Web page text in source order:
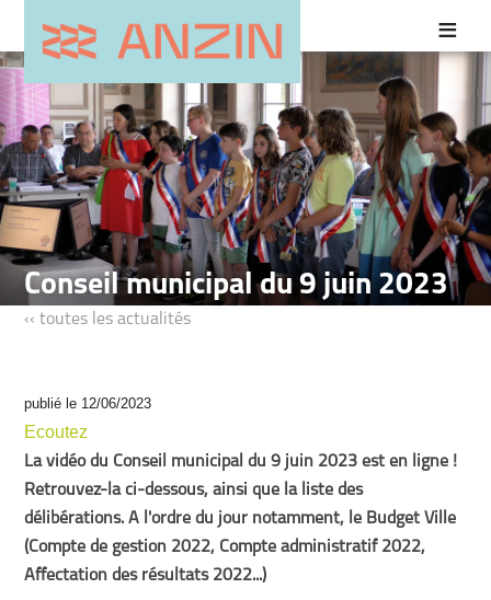
Conseil municipal du 9 juin 2023
‹‹ toutes les actualités
publié le 12/06/2023
Ecoutez
La vidéo du Conseil municipal du 9 juin 2023 est en ligne !
Retrouvez-la ci-dessous, ainsi que la liste des
délibérations. A l'ordre du jour notamment, le Budget Ville
(Compte de gestion 2022, Compte administratif 2022,
Affectation des résultats 2022...)